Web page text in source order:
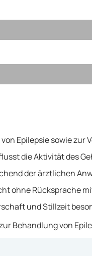
Epilepsie sowie zur
die Aktivität des
der ärztlichen
ohne Rücksprache
und Stillzeit
Behandlung von